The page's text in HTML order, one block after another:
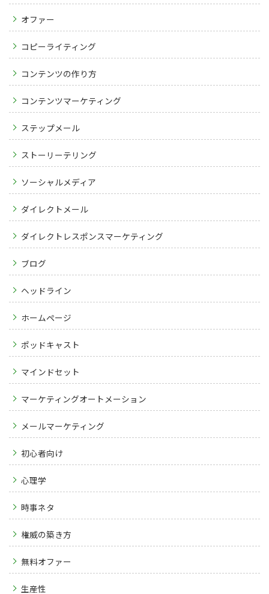
オファー
コピーライティング
コンテンツの作り方
コンテンツマーケティング
ステップメール
ストーリーテリング
ソーシャルメディア
ダイレクトメール
ダイレクトレスポンスマーケティング
ブログ
ヘッドライン
ホームページ
ポッドキャスト
マインドセット
マーケティングオートメーション
メールマーケティング
初心者向け
心理学
時事ネタ
権威の築き方
無料オファー
生産性